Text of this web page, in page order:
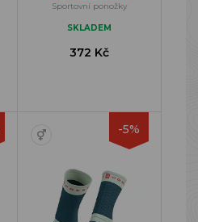
Sportovní ponožky
SKLADEM
372 Kč
-5%